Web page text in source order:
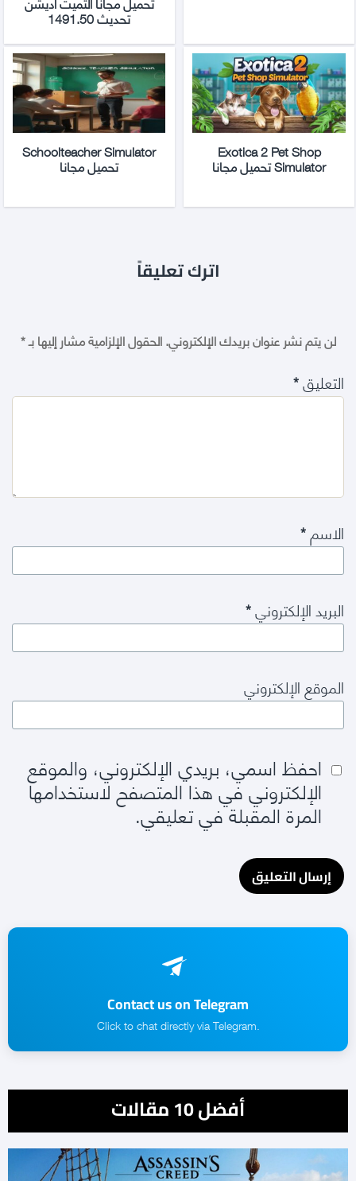
تحديث 1491.50
Exotica 2 Pet Shop
Simulator تحميل مجانا
Schoolteacher Simulator
تحميل مجانا
اترك تعليقاً
لن يتم نشر عنوان بريدك الإلكتروني.الحقول الإلزامية مشار إليها بـ*
التعليق*
الاسم*
البريد الإلكتروني*
الموقع الإلكتروني
احفظ اسمي، بريدي الإلكتروني، والموقع
الإلكتروني في هذا المتصفح لاستخدامها
المرة المقبلة في تعليقي.
Contact us on Telegram
.Click to chat directly via Telegram
أفضل 10 مقالات